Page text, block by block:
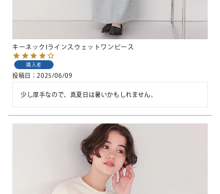
キーネックIラインスウェットワンピース
購入者
投稿日 2025/06/09
少し厚手なので、真夏日は暑いかもしれません。